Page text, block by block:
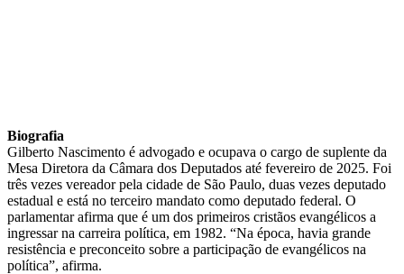
Biografia
Gilberto Nascimento é advogado e ocupava o cargo de suplente da
Mesa Diretora da Câmara dos Deputados até fevereiro de 2025. Foi
três vezes vereador pela cidade de São Paulo, duas vezes deputado
estadual e está no terceiro mandato como deputado federal. O
parlamentar afirma que é um dos primeiros cristãos evangélicos a
ingressar na carreira política, em 1982. “Na época, havia grande
resistência e preconceito sobre a participação de evangélicos na
política”, afirma.